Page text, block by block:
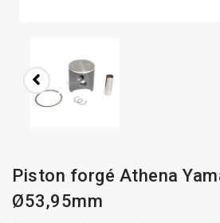
Piston forgé Athena
Ø53,95mm